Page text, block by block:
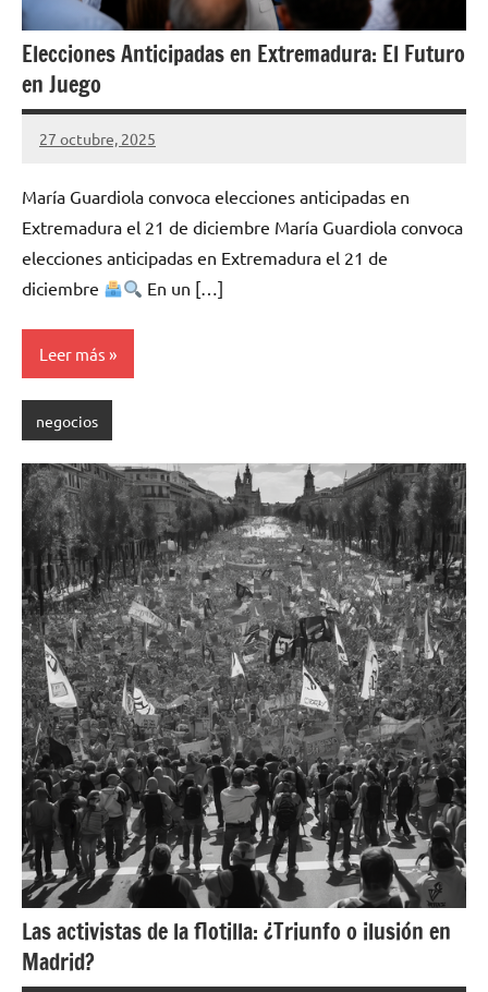
Elecciones Anticipadas en Extremadura: El Futuro
en Juego
27 octubre, 2025
asociacionnaturalia31
María Guardiola convoca elecciones anticipadas en
Extremadura el 21 de diciembre María Guardiola convoca
elecciones anticipadas en Extremadura el 21 de
diciembre
En un […]
Leer más
negocios
Las activistas de la flotilla: ¿Triunfo o ilusión en
Madrid?